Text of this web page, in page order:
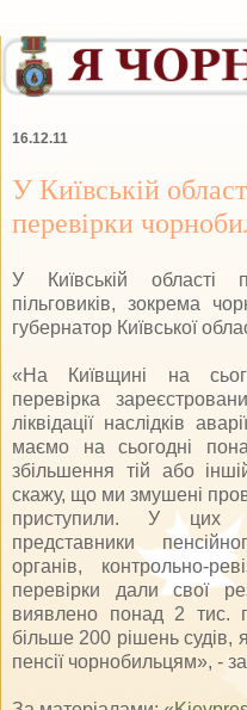
16.12.11
У Київській
перевірки
У Київській області
пільговиків, зокрема
губернатор Київської
«На Київщині на
перевірка
ліквідації наслідків
маємо на сьогодні
збільшення тій або
скажу, що ми змушені
приступили. У цих
представники
органів, контрольно-
перевірки дали свої
виявлено понад 2 тис.
більше 200 рішень судів,
пенсії чорнобильцям», -